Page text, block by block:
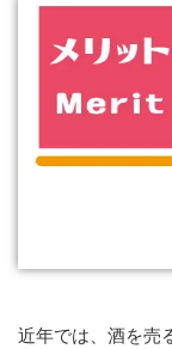
近年では、酒を売